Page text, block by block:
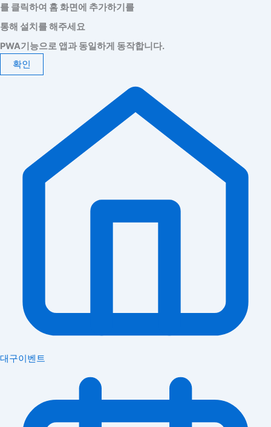
를 클릭하여 홈 화면에 추가하기를
통해 설치를 해주세요
PWA기능으로 앱과 동일하게 동작합니다.
확인
대구이벤트